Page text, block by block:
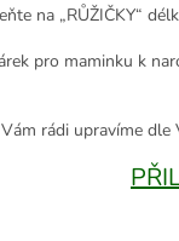
na „RŮŽIČKY“
pro maminku k
rádi upravíme dle